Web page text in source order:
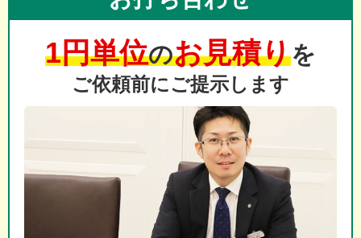
1円単位のお見積りを
ご依頼前にご提示します